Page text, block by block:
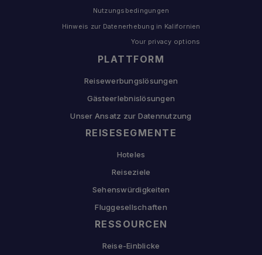
PLATTFORM
Reisewerbungslösungen
Gästeerlebnislösungen
Unser Ansatz zur Datennutzung
REISESEGMENTE
Hoteles
Reiseziele
Sehenswürdigkeiten
Fluggesellschaften
RESSOURCEN
Reise-Einblicke
Nutzungsbedingungen
Hinweis zur Datenerhebung in Kalifornien
Your privacy options